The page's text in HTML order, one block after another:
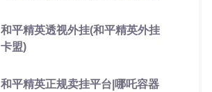
和平精英透视外挂(和平精英外挂
卡盟)
和平精英正规卖挂平台|哪吒容器